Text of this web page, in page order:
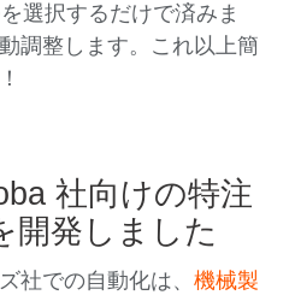
選択するだけで済みま
調整します。これ以上簡
社向けの特注
開発しました
社での自動化は、機械製